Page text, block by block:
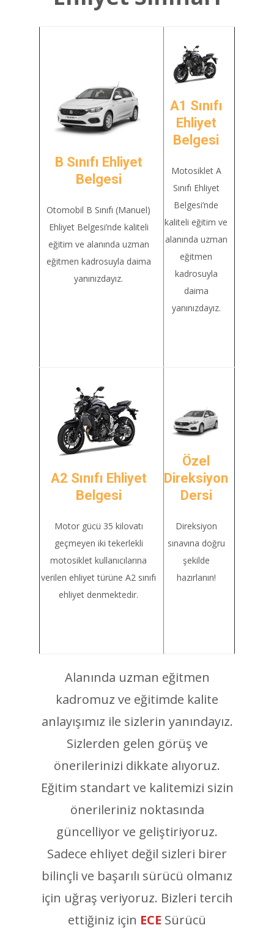
B Sınıfı Ehliyet
Belgesi
Otomobil B Sınıfı (Manuel)
Ehliyet Belgesi’nde kaliteli
eğitim ve alanında uzman
eğitmen kadrosuyla daima
yanınızdayız.
A1 Sınıfı
Ehliyet
Belgesi
Motosiklet A
Sınıfı Ehliyet
Belgesi’nde
kaliteli eğitim ve
alanında uzman
eğitmen
kadrosuyla
daima
yanınızdayız.
A2 Sınıfı Ehliyet
Belgesi
Motor gücü 35 kilovatı
geçmeyen iki tekerlekli
motosiklet kullanıcılarına
verilen ehliyet türüne A2 sınıfı
ehliyet denmektedir.
Özel
Direksiyon
Dersi
Direksiyon
sınavına doğru
şekilde
hazırlanın!
Alanında uzman eğitmen
kadromuz ve eğitimde kalite
anlayışımız ile sizlerin yanındayız.
Sizlerden gelen görüş ve
önerilerinizi dikkate alıyoruz.
Eğitim standart ve kalitemizi sizin
önerileriniz noktasında
güncelliyor ve geliştiriyoruz.
Sadece ehliyet değil sizleri birer
bilinçli ve başarılı sürücü olmanız
için uğraş veriyoruz. Bizleri tercih
ettiğiniz için ECE Sürücü